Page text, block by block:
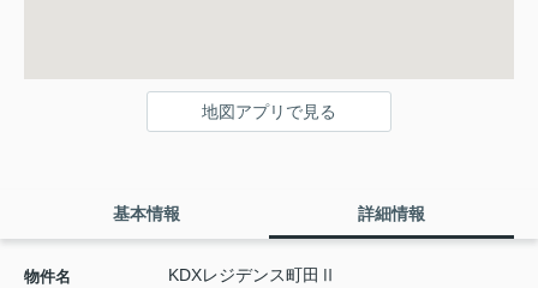
地図アプリで見る
基本情報 詳細情報
物件名 KDXレジデンス町田Ⅱ